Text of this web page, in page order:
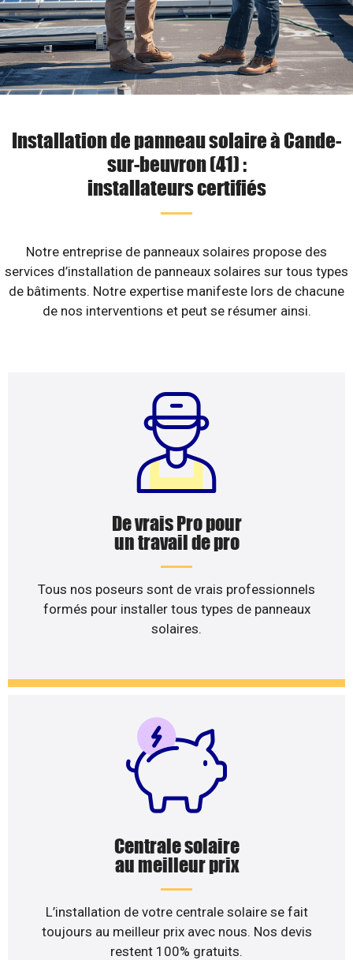
Installation de panneau solaire à Cande-
sur-beuvron (41) :
installateurs certifiés
Notre entreprise de panneaux solaires propose des
services d’installation de panneaux solaires sur tous types
de bâtiments. Notre expertise manifeste lors de chacune
de nos interventions et peut se résumer ainsi.
De vrais Pro pour
un travail de pro
Tous nos poseurs sont de vrais professionnels
formés pour installer tous types de panneaux
solaires.
Centrale solaire
au meilleur prix
L’installation de votre centrale solaire se fait
toujours au meilleur prix avec nous. Nos devis
restent 100% gratuits.